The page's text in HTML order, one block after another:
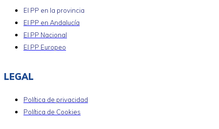
El PP en la provincia
El PP en Andalucía
El PP Nacional
El PP Europeo
LEGAL
Política de privacidad
Política de Cookies